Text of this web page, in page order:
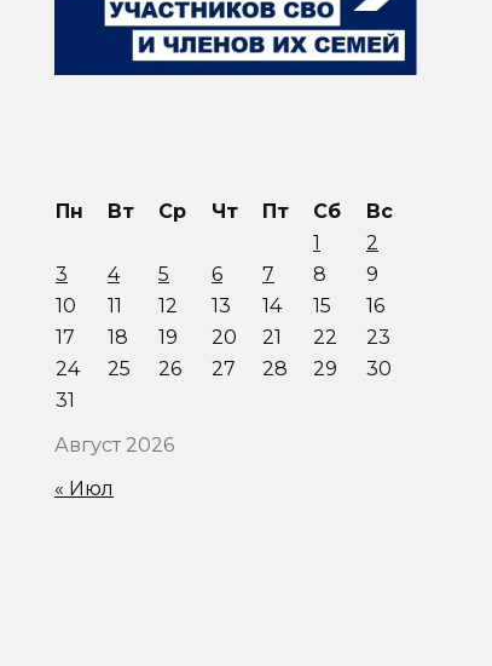
Август 2026
Пн Вт Ср Чт Пт Сб
Вс
1
2
3
4 5 6 7 8
9
10
11 12 13 14 15
16
17
18 19 20 21 22
23
24
25 26 27 28 29
30
31
« Июл